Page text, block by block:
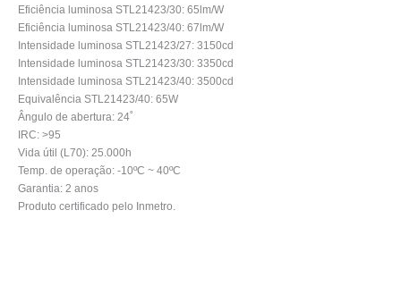
Eficiência luminosa STL21423/30: 65lm/W
Eficiência luminosa STL21423/40: 67lm/W
Intensidade luminosa STL21423/27: 3150cd
Intensidade luminosa STL21423/30: 3350cd
Intensidade luminosa STL21423/40: 3500cd
Equivalência STL21423/40: 65W
Ângulo de abertura: 24˚
IRC: >95
Vida útil (L70): 25.000h
Temp. de operação: -10ºC ~ 40ºC
Garantia: 2 anos
Produto certificado pelo Inmetro.